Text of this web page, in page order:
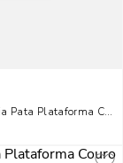
Print Cobra
Pata Plataforma